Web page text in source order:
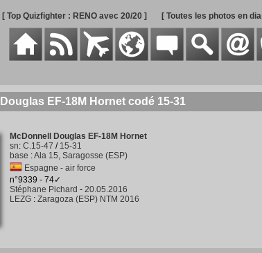
[ Top Quizfighter : RENO avec 20/20 ] [ Toutes les photos en
EF-18M Hornet codé 15-31
McDonnell Douglas EF-18M Hornet
sn: C.15-47 / 15-31
base :Ala 15, Saragosse (ESP)
Espagne - air force
n°9339 - 74✓
Stéphane Pichard - 20.05.2016
LEZG: Zaragoza (ESP) NTM 2016